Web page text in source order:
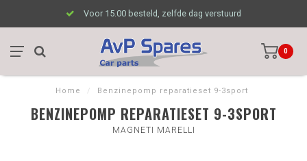
Voor 15.00 besteld, zelfde dag verstuurd
0
Home / Benzinepomp reparatieset 9-3sport
BENZINEPOMP REPARATIESET 9-3SPORT
MAGNETI MARELLI